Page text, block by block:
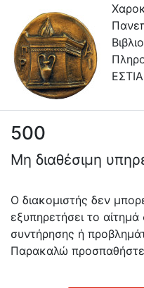
ΕΣΤΙΑ
Πληροφορίες
Επικοινωνία
Υπηρεσίες
Αυτοαπόθεσης
Ανοιχτά
Δεδομένα
500
Μη διαθέσιμη
Ο διακομιστής δεν
εξυπηρετήσει το
συντήρησης ή
Παρακαλώ